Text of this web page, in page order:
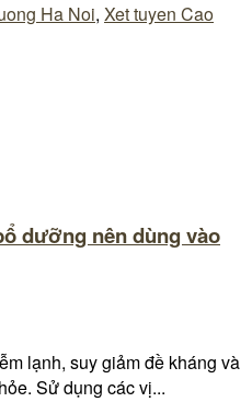
Ha Noi, Xet tuyen Cao
dưỡng nên dùng vào
lạnh, suy giảm đề kháng và
Sử dụng các vị...